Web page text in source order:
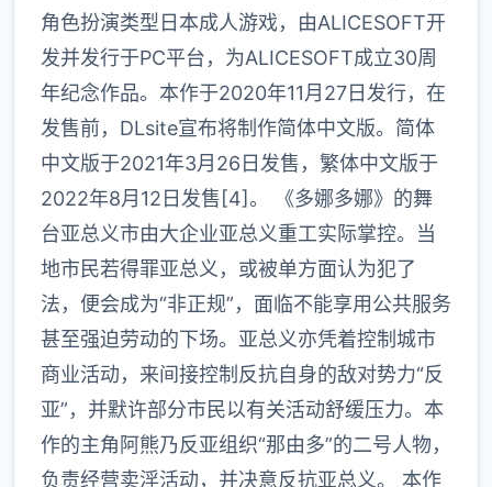
角色扮演类型日本成人游戏，由ALICESOFT开
发并发行于PC平台，为ALICESOFT成立30周
年纪念作品。本作于2020年11月27日发行，在
发售前，DLsite宣布将制作简体中文版。简体
中文版于2021年3月26日发售，繁体中文版于
2022年8月12日发售[4]。 《多娜多娜》的舞
台亚总义市由大企业亚总义重工实际掌控。当
地市民若得罪亚总义，或被单方面认为犯了
法，便会成为“非正规”，面临不能享用公共服务
甚至强迫劳动的下场。亚总义亦凭着控制城市
商业活动，来间接控制反抗自身的敌对势力“反
亚”，并默许部分市民以有关活动舒缓压力。本
作的主角阿熊乃反亚组织“那由多”的二号人物，
负责经营卖淫活动，并决意反抗亚总义。 本作